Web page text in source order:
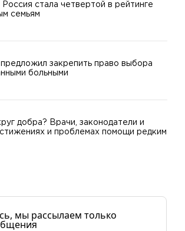
стала четвертой в рейтинге
семьям
закрепить право выбора
больными
добра? Врачи, законодатели и
и проблемах помощи редким
мы рассылаем только